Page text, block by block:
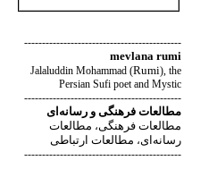
--------------------------------------------
mevlana rumi
Jalaluddin Mohammad (Rumi), the
Persian Sufi poet and Mystic
--------------------------------------------
مطالعات فرهنگی و رسانه‌ای
مطالعات فرهنگی، مطالعات
رسانه‌ای، مطالعات ارتباطی
--------------------------------------------